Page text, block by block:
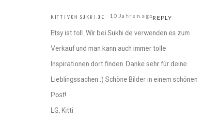
KITTI VON SUKHI.DE 10 Jahren agoREPLY
Etsy ist toll. Wir bei Sukhi.de verwenden es zum
Verkauf und man kann auch immer tolle
Inspirationen dort finden. Danke sehr für deine
Lieblingssachen :) Schöne Bilder in einem schönen
Post!
LG, Kitti